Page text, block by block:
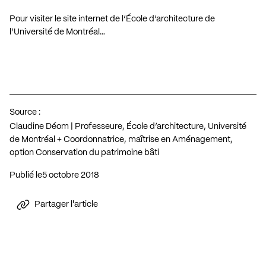
Pour visiter le site internet de l’École d’architecture de
l’Université de Montréal…
Source :
Claudine Déom | Professeure, École d’architecture, Université
de Montréal + Coordonnatrice, maîtrise en Aménagement,
option Conservation du patrimoine bâti
Publié le 5 octobre 2018
Partager l'article